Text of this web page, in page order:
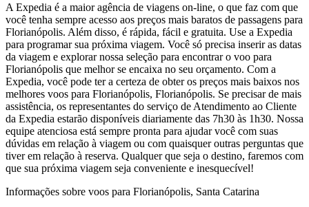
A Expedia é a maior agência de viagens on-line, o que faz com que
você tenha sempre acesso aos preços mais baratos de passagens para
Florianópolis. Além disso, é rápida, fácil e gratuita. Use a Expedia
para programar sua próxima viagem. Você só precisa inserir as datas
da viagem e explorar nossa seleção para encontrar o voo para
Florianópolis que melhor se encaixa no seu orçamento. Com a
Expedia, você pode ter a certeza de obter os preços mais baixos nos
melhores voos para Florianópolis, Florianópolis. Se precisar de mais
assistência, os representantes do serviço de Atendimento ao Cliente
da Expedia estarão disponíveis diariamente das 7h30 às 1h30. Nossa
equipe atenciosa está sempre pronta para ajudar você com suas
dúvidas em relação à viagem ou com quaisquer outras perguntas que
tiver em relação à reserva. Qualquer que seja o destino, faremos com
que sua próxima viagem seja conveniente e inesquecível!
Informações sobre voos para Florianópolis, Santa Catarina